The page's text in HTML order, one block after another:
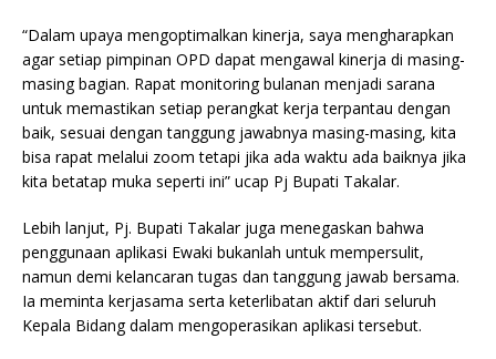
“Dalam upaya mengoptimalkan kinerja, saya mengharapkan
agar setiap pimpinan OPD dapat mengawal kinerja di masing-
masing bagian. Rapat monitoring bulanan menjadi sarana
untuk memastikan setiap perangkat kerja terpantau dengan
baik, sesuai dengan tanggung jawabnya masing-masing, kita
bisa rapat melalui zoom tetapi jika ada waktu ada baiknya jika
kita betatap muka seperti ini” ucap Pj Bupati Takalar.
Lebih lanjut, Pj. Bupati Takalar juga menegaskan bahwa
penggunaan aplikasi Ewaki bukanlah untuk mempersulit,
namun demi kelancaran tugas dan tanggung jawab bersama.
Ia meminta kerjasama serta keterlibatan aktif dari seluruh
Kepala Bidang dalam mengoperasikan aplikasi tersebut.